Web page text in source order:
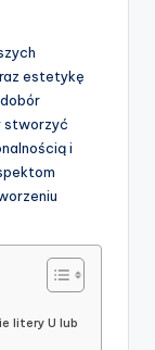
estetykę
stworzyć
i
litery U lub